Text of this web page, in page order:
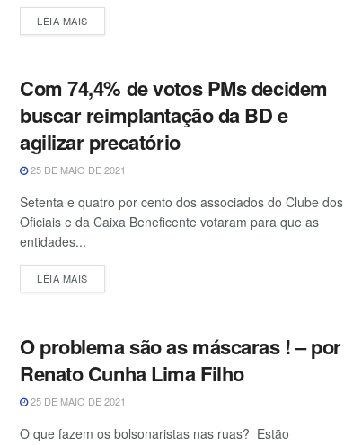
LEIA MAIS
Com 74,4% de votos PMs decidem
buscar reimplantação da BD e
agilizar precatório
25 DE MAIO DE 2021
Setenta e quatro por cento dos associados do Clube dos
Oficiais e da Caixa Beneficente votaram para que as
entidades...
LEIA MAIS
O problema são as máscaras ! – por
Renato Cunha Lima Filho
25 DE MAIO DE 2021
O que fazem os bolsonaristas nas ruas? Estão